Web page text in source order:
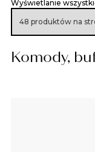
Wyświetlanie
Komody,